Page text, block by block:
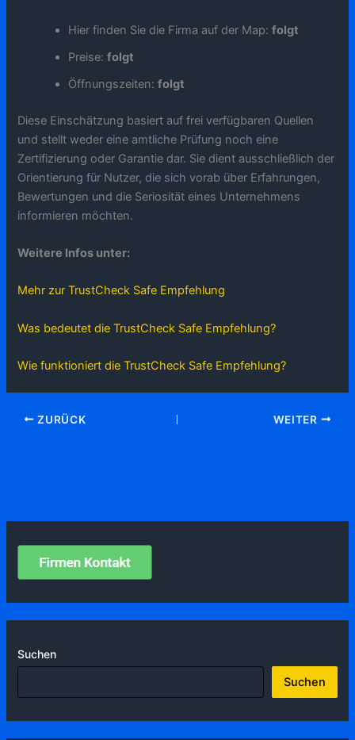
Suchen
Suchen
Hier finden Sie die Firma auf der Map:folgt
Preise:folgt
Öffnungszeiten:folgt
Diese Einschätzung basiert auf frei verfügbaren Quellen
und stellt weder eine amtliche Prüfung noch eine
Zertifizierung oder Garantie dar. Sie dient ausschließlich der
Orientierung für Nutzer, die sich vorab über Erfahrungen,
Bewertungen und die Seriosität eines Unternehmens
informieren möchten.
Weitere Infos unter:
Mehr zur TrustCheck Safe Empfehlung
Was bedeutet die TrustCheck Safe Empfehlung?
Wie funktioniert die TrustCheck Safe Empfehlung?
ZURÜCK WEITER